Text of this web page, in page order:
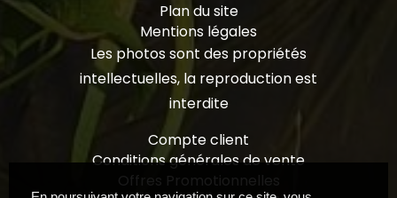
Plan du site
Mentions légales
Les photos sont des propriétés
intellectuelles, la reproduction est
interdite
Compte client
Conditions générales de vente
Offres Promotionnelles